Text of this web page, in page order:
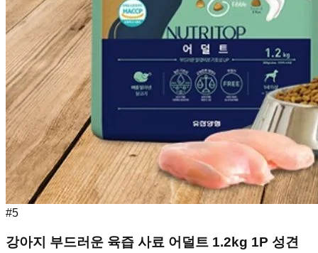
#5
강아지 부드러운 육즙 사료 어덜트 1.2kg 1P 성견